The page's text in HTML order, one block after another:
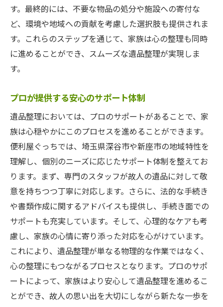
す。最終的には、不要な物品の処分や施設への寄付な
ど、環境や地域への貢献を考慮した選択肢も提供されま
す。これらのステップを通じて、家族は心の整理も同時
に進めることができ、スムーズな遺品整理が実現しま
す。
プロが提供する安心のサポート体制
遺品整理においては、プロのサポートがあることで、家
族は心穏やかにこのプロセスを進めることができます。
便利屋ぐっちでは、埼玉県深谷市や新座市の地域特性を
理解し、個別のニーズに応じたサポート体制を整えてお
ります。まず、専門のスタッフが故人の遺品に対して敬
意を持ちつつ丁寧に対応します。さらに、法的な手続き
や書類作成に関するアドバイスも提供し、手続き面での
サポートも充実しています。そして、心理的なケアも考
慮し、家族の心情に寄り添った対応を心がけています。
これにより、遺品整理が単なる物理的な作業ではなく、
心の整理にもつながるプロセスとなります。プロのサポ
ートによって、家族はより安心して遺品整理を進めるこ
とができ、故人の思い出を大切にしながら新たな一歩を